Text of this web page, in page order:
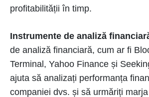
profitabilității în timp.
Instrumente de analiză
de analiză financiară, cum ar fi
Terminal, Yahoo Finance și
ajuta să analizați performanța
companiei dvs. și să urmăriți